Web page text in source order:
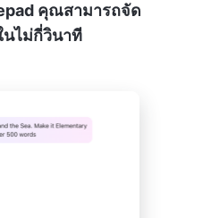
คุณสามารถจัด
ไม่กี่วินาที